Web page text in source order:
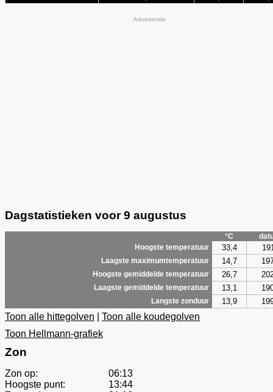
Advertentie
Dagstatistieken voor 9 augustus
°C
Hoogste temperatuur
33,4
Laagste maximumtemperatuur 14,7
Hoogste gemiddelde temperatuur 26,7
Laagste gemiddelde temperatuur 13,1
Langste zonduur 13,9
Toon alle hittegolven
Toon alle koudegolven
Toon Hellmann-grafiek
Zon
Zon op:
06:13
Hoogste punt:
13:44